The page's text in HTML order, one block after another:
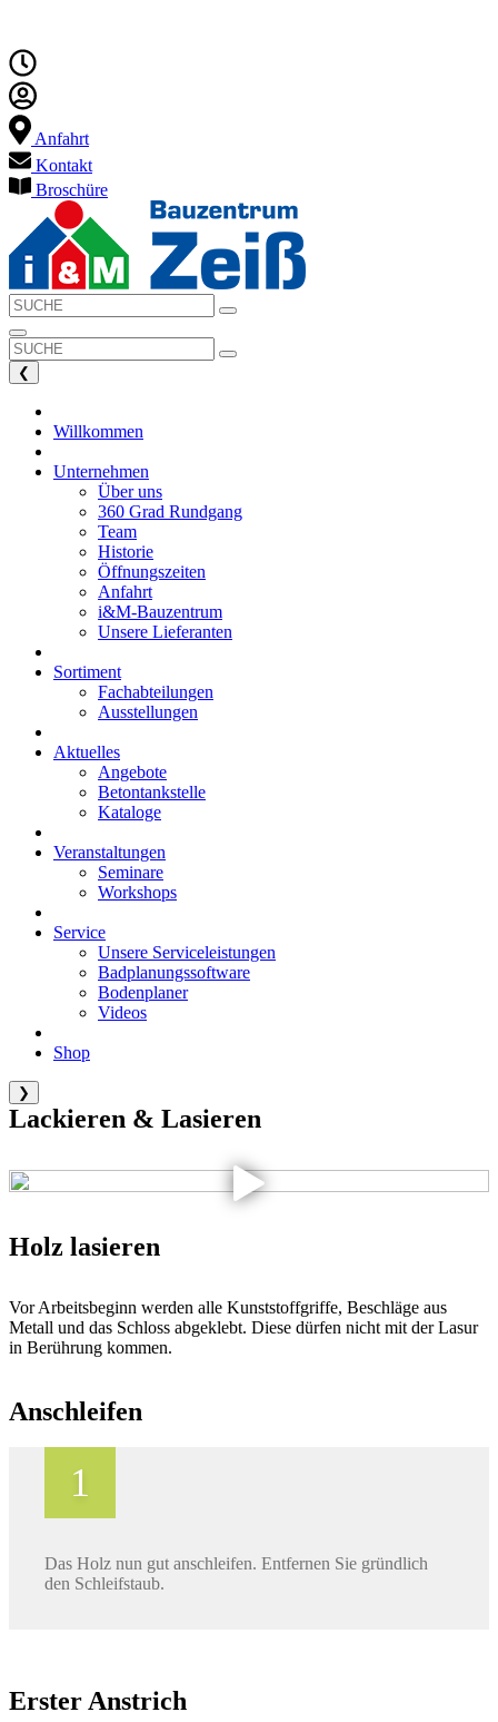
Anfahrt
Kontakt
Broschüre
❮
Willkommen
Unternehmen
Über uns
360 Grad Rundgang
Team
Historie
Öffnungszeiten
Anfahrt
i&M-Bauzentrum
Unsere Lieferanten
Sortiment
Fachabteilungen
Ausstellungen
Aktuelles
Angebote
Betontankstelle
Kataloge
Veranstaltungen
Seminare
Workshops
Service
Unsere Serviceleistungen
Badplanungssoftware
Bodenplaner
Videos
Shop
❯
Lackieren & Lasieren
Holz lasieren
Vor Arbeitsbeginn werden alle Kunststoffgriffe, Beschläge aus
Metall und das Schloss abgeklebt. Diese dürfen nicht mit der Lasur
in Berührung kommen.
Anschleifen
Das Holz nun gut anschleifen. Entfernen Sie gründlich
den Schleifstaub.
Erster Anstrich